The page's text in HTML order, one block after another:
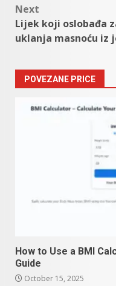
Next
Lijek koji oslobađa
uklanja masnoću iz
POVEZANE PRICE
How to Use a BMI
Guide
October 15, 2025